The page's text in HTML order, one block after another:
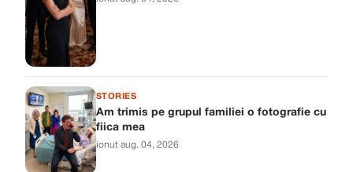
STORIES
Am trimis pe grupul familiei o fotografie cu
fiica mea
ionut·aug. 04, 2026